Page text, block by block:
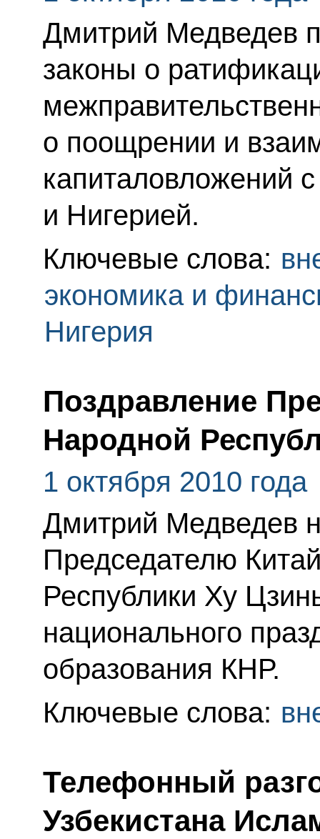
Дмитрий Медведев
законы о
о поощрении и
капиталовложений
и Нигерией.
Ключевые слова:
экономика и
Нигерия
Поздравление
Народной
1 октября 2010 года
Дмитрий Медведев
Председателю
Республики Ху
национального
образования КНР.
Ключевые слова:
Телефонный
Узбекистана